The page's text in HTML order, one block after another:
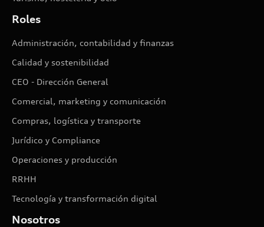
Roles
Administración, contabilidad y finanzas
Calidad y sostenibilidad
CEO - Dirección General
Comercial, marketing y comunicación
Compras, logística y transporte
Jurídico y Compliance
Operaciones y producción
RRHH
Tecnología y transformación digital
Nosotros